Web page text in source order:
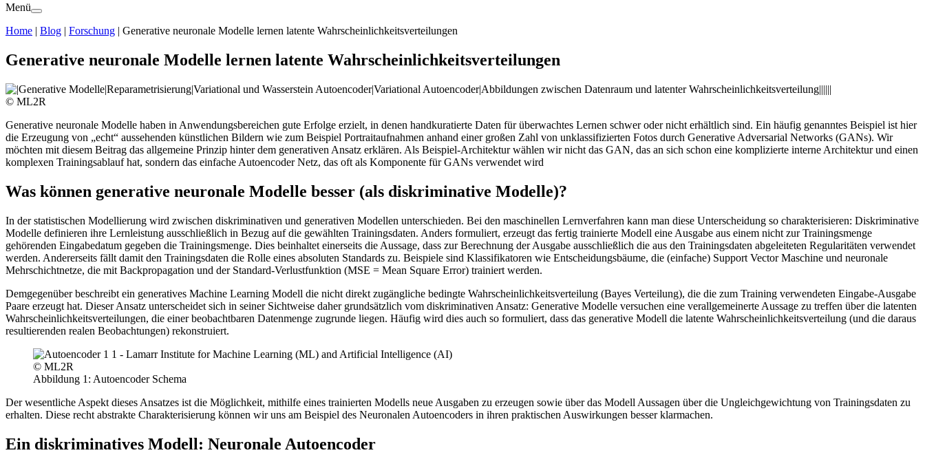
Menü
Home | Blog | Forschung | Generative neuronale Modelle lernen latente Wahrscheinlichkeitsverteilungen
Generative neuronale Modelle lernen latente Wahrscheinlichkeitsverteilungen
© ML2R
Generative neuronale Modelle haben in Anwendungsbereichen gute Erfolge erzielt, in denen handkuratierte Daten für überwachtes Lernen schwer oder nicht erhältlich sind. Ein häufig genanntes Beispiel ist hier
die Erzeugung von „echt“ aussehenden künstlichen Bildern wie zum Beispiel Portraitaufnahmen anhand einer großen Zahl von unklassifizierten Fotos durch Generative Adversarial Networks (GANs). Wir
möchten mit diesem Beitrag das allgemeine Prinzip hinter dem generativen Ansatz erklären. Als Beispiel-Architektur wählen wir nicht das GAN, das an sich schon eine komplizierte interne Architektur und einen
komplexen Trainingsablauf hat, sondern das einfache Autoencoder Netz, das oft als Komponente für GANs verwendet wird
Was können generative neuronale Modelle besser (als diskriminative Modelle)?
In der statistischen Modellierung wird zwischen diskriminativen und generativen Modellen unterschieden. Bei den maschinellen Lernverfahren kann man diese Unterscheidung so charakterisieren: Diskriminative
Modelle definieren ihre Lernleistung ausschließlich in Bezug auf die gewählten Trainingsdaten. Anders formuliert, erzeugt das fertig trainierte Modell eine Ausgabe aus einem nicht zur Trainingsmenge
gehörenden Eingabedatum gegeben die Trainingsmenge. Dies beinhaltet einerseits die Aussage, dass zur Berechnung der Ausgabe ausschließlich die aus den Trainingsdaten abgeleiteten Regularitäten verwendet
werden. Andererseits fällt damit den Trainingsdaten die Rolle eines absoluten Standards zu. Beispiele sind Klassifikatoren wie Entscheidungsbäume, die (einfache) Support Vector Maschine und neuronale
Mehrschichtnetze, die mit Backpropagation und der Standard-Verlustfunktion (MSE = Mean Square Error) trainiert werden.
Demgegenüber beschreibt ein generatives Machine Learning Modell die nicht direkt zugängliche bedingte Wahrscheinlichkeitsverteilung (Bayes Verteilung), die die zum Training verwendeten Eingabe-Ausgabe
Paare erzeugt hat. Dieser Ansatz unterscheidet sich in seiner Sichtweise daher grundsätzlich vom diskriminativen Ansatz: Generative Modelle versuchen eine verallgemeinerte Aussage zu treffen über die latenten
Wahrscheinlichkeitsverteilungen, die einer beobachtbaren Datenmenge zugrunde liegen. Häufig wird dies auch so formuliert, dass das generative Modell die latente Wahrscheinlichkeitsverteilung (und die daraus
resultierenden realen Beobachtungen) rekonstruiert.
© ML2R
Abbildung 1: Autoencoder Schema
Der wesentliche Aspekt dieses Ansatzes ist die Möglichkeit, mithilfe eines trainierten Modells neue Ausgaben zu erzeugen sowie über das Modell Aussagen über die Ungleichgewichtung von Trainingsdaten zu
erhalten. Diese recht abstrakte Charakterisierung können wir uns am Beispiel des Neuronalen Autoencoders in ihren praktischen Auswirkungen besser klarmachen.
Ein diskriminatives Modell: Neuronale Autoencoder